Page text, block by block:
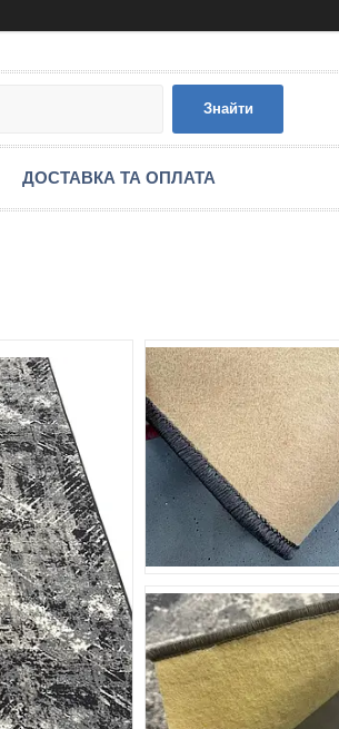
Знайти
ДОСТАВКА ТА ОПЛАТА